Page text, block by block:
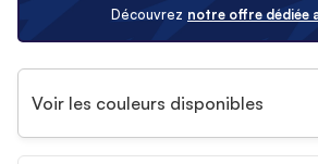
Découvrez notre offre dédiée
Voir les couleurs disponibles